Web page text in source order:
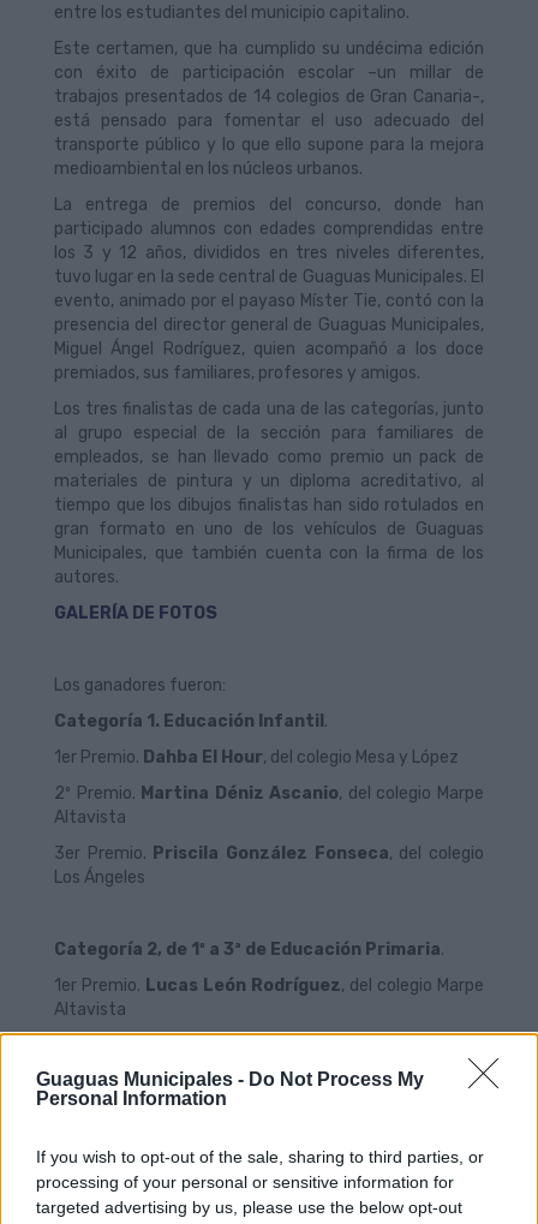
Guaguas Municipales - Do Not Process My
Personal Information
If you wish to opt-out of the sale, sharing to third parties, or
processing of your personal or sensitive information for
targeted advertising by us, please use the below opt-out
entre los estudiantes del municipio capitalino.
Este certamen, que ha cumplido su undécima edición
con éxito de participación escolar –un millar de
trabajos presentados de 14 colegios de Gran Canaria-,
está pensado para fomentar el uso adecuado del
transporte público y lo que ello supone para la mejora
medioambiental en los núcleos urbanos.
La entrega de premios del concurso, donde han
participado alumnos con edades comprendidas entre
los 3 y 12 años, divididos en tres niveles diferentes,
tuvo lugar en la sede central de Guaguas Municipales. El
evento, animado por el payaso Míster Tie, contó con la
presencia del director general de Guaguas Municipales,
Miguel Ángel Rodríguez, quien acompañó a los doce
premiados, sus familiares, profesores y amigos.
Los tres finalistas de cada una de las categorías, junto
al grupo especial de la sección para familiares de
empleados, se han llevado como premio un pack de
materiales de pintura y un diploma acreditativo, al
tiempo que los dibujos finalistas han sido rotulados en
gran formato en uno de los vehículos de Guaguas
Municipales, que también cuenta con la firma de los
autores.
GALERÍA DE FOTOS
Los ganadores fueron:
Categoría 1. Educación Infantil .
1er Premio. Dahba El Hour, del colegio Mesa y López
2º Premio. Martina Déniz Ascanio, del colegio Marpe
Altavista
3er Premio. Priscila González Fonseca, del colegio
Los Ángeles
Categoría 2, de 1º a 3ª de Educación Primaria.
1er Premio. Lucas León Rodríguez, del colegio Marpe
Altavista
3er Premio.Daniela Díaz Noda
Categoría 3, de 4º a 6ª de Educación Primaria.